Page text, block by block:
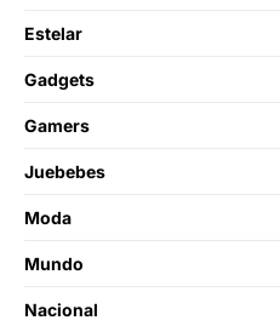
Estelar
Gadgets
Gamers
Juebebes
Moda
Mundo
Nacional